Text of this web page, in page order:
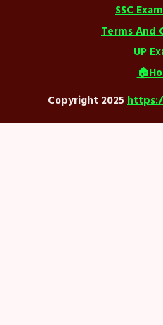
SSC
Terms And
UP
Copyright 2025